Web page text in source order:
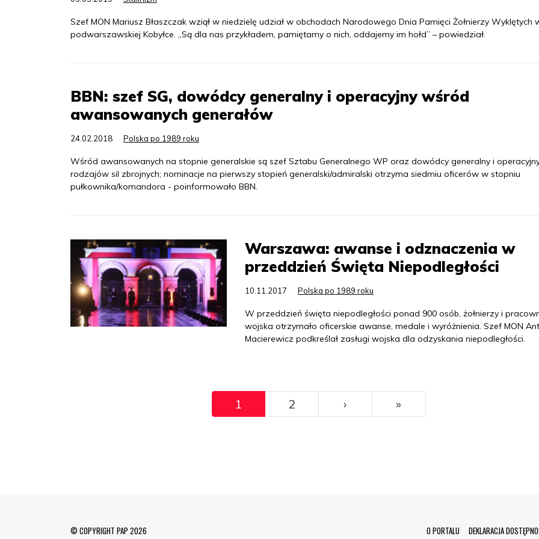
Szef MON Mariusz Błaszczak wziął w niedzielę udział w obchodach Narodowego Dnia Pamięci Żołnierzy Wyklętych
podwarszawskiej Kobyłce. „Są dla nas przykładem, pamiętamy o nich, oddajemy im hołd” – powiedział.
BBN: szef SG, dowódcy generalny i operacyjny wśród
awansowanych generałów
24.02.2018 Polska po 1989 roku
Wśród awansowanych na stopnie generalskie są szef Sztabu Generalnego WP oraz dowódcy generalny i
rodzajów sil zbrojnych; nominacje na pierwszy stopień generalski/admiralski otrzyma siedmiu oficerów w stopniu
pułkownika/komandora - poinformowało BBN.
Warszawa: awanse i odznaczenia w
przeddzień Święta Niepodległości
10.11.2017 Polska po 1989 roku
W przeddzień święta niepodległości ponad 900 osób, żołnierzy i
wojska otrzymało oficerskie awanse, medale i wyróżnienia. Szef MON
Macierewicz podkreślał zasługi wojska dla odzyskania niepodległości.
1 2 ››› »Ostatni
© COPYRIGHT PAP 2026 O PORTALU DEKLARACJA